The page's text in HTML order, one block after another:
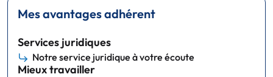
Mes avantages adhérent
Services juridiques
Notre service juridique à votre écoute
Mieux travailler